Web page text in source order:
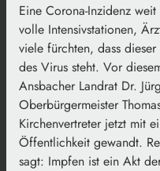
Eine Corona-Inzidenz
volle Intensivstationen,
viele fürchten, dass
des Virus steht. Vor
Ansbacher Landrat Dr.
Oberbürgermeister
Kirchenvertreter jetzt mit
Öffentlichkeit gewandt.
sagt: Impfen ist ein Akt